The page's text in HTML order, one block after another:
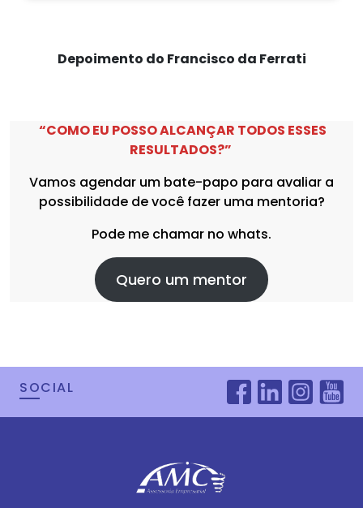
Depoimento do Francisco da Ferrati
“COMO EU POSSO ALCANÇAR TODOS ESSES
RESULTADOS?”
Vamos agendar um bate-papo para avaliar a
possibilidade de você fazer uma mentoria?
Pode me chamar no whats.
Quero um mentor
SOCIAL